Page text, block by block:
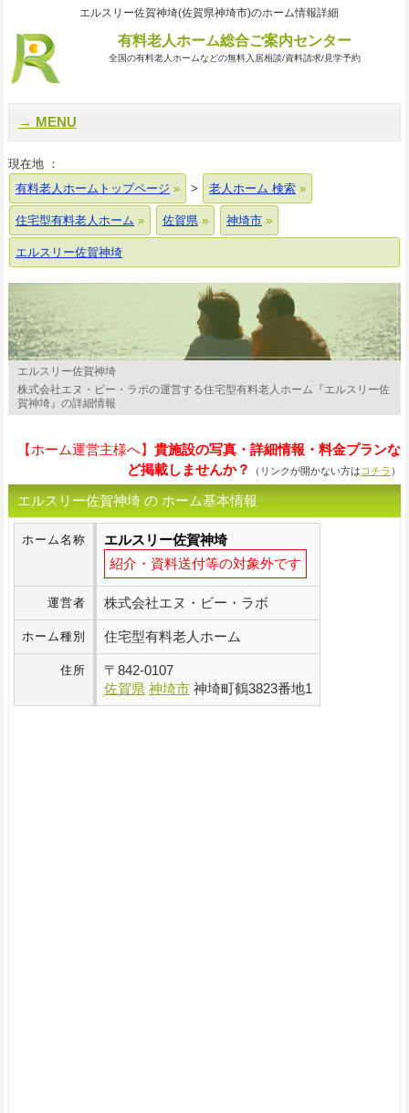
エルスリー佐賀神埼(佐賀県神埼市)のホーム情報詳細
有料老人ホーム総合ご案内センター
全国の有料老人ホームなどの無料入居相談/資料請求/見学予約
MENU
現在地 ：
有料老人ホームトップページ
> 老人ホーム 検索
住宅型有料老人ホーム 佐賀県 神埼市
エルスリー佐賀神埼
エルスリー佐賀神埼
株式会社エヌ・ビー・ラボの運営する住宅型有料老人ホーム『エルスリー佐
賀神埼』の詳細情報
【ホーム運営主様へ】貴施設の写真・詳細情報・料金プランな
ど掲載しませんか？
（リンクが開かない方は コチラ ）
エルスリー佐賀神埼 の ホーム基本情報
ホーム名称
エルスリー佐賀神埼
紹介・資料送付等の対象外です
運営者 株式会社エヌ・ビー・ラボ
ホーム種別 住宅型有料老人ホーム
住所 〒 842-0107
佐賀県 神埼市 神埼町鶴3823番地1